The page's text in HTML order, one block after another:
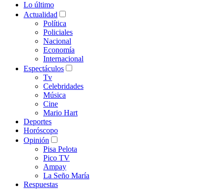
Lo último
Actualidad
Política
Policiales
Nacional
Economía
Internacional
Espectáculos
Tv
Celebridades
Música
Cine
Mario Hart
Deportes
Horóscopo
Opinión
Pisa Pelota
Pico TV
Ampay
La Seño María
Respuestas